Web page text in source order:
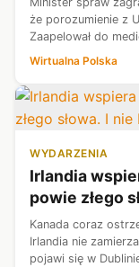
że porozumienie z
Zaapelował do
Wirtualna Polska
WYDARZENIA
Irlandia
powie złego
Kanada coraz
Irlandia nie
pojawi się w